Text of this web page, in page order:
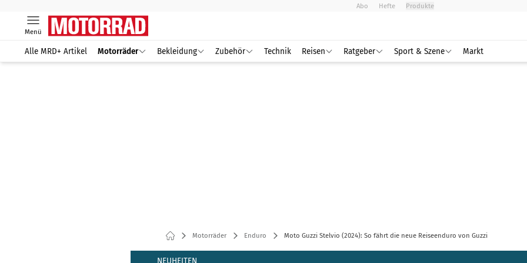
Abo Hefte Produkte
Menü
Alle MRD+ Artikel Motorräder Bekleidung Zubehör Technik Reisen Ratgeber Sport & Szene Markt
Motorräder Enduro Moto Guzzi Stelvio (2024): So fährt die neue Reiseenduro von Guzzi
NEUHEITEN